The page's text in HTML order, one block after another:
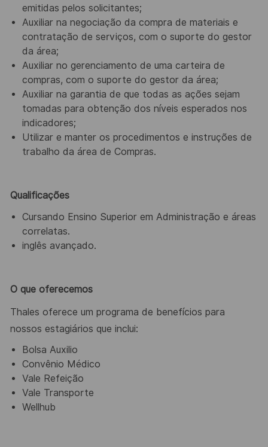
emitidas pelos solicitantes;
Auxiliar na negociação da compra de materiais e
contratação de serviços, com o suporte do gestor
da área;
Auxiliar no gerenciamento de uma carteira de
compras, com o suporte do gestor da área;
Auxiliar na garantia de que todas as ações sejam
tomadas para obtenção dos níveis esperados nos
indicadores;
Utilizar e manter os procedimentos e instruções de
trabalho da área de Compras.
Qualificações
Cursando Ensino Superior em Administração e áreas
correlatas.
inglês avançado.
O que oferecemos
Thales oferece um programa de benefícios para
nossos estagiários que inclui:
Bolsa Auxilio
Convênio Médico
Vale Refeição
Vale Transporte
Wellhub